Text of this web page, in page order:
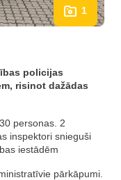
1
policijas
risinot dažādas
personas. 2
inspektori snieguši
iestādēm
pārkāpumi.